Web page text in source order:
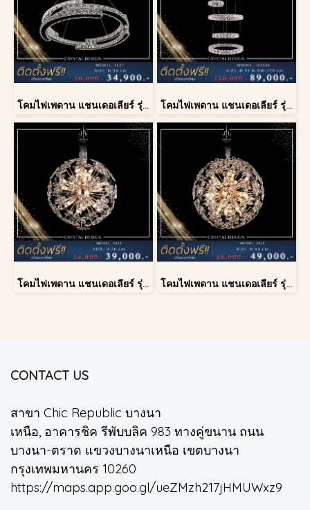
โคมไฟเพดาน แชนเดอเลียร์ รุ่น 1227 โคมไฟเพดาน แชนเดอเลียร์ รุ่น 183586
โคมไฟเพดาน แชนเดอเลียร์ รุ่น A028-D40 โคมไฟเพดาน แชนเดอเลียร์ รุ่น A028-D60
CONTACT US
สาขา Chic Republic บางนา
เหนือ, อาคารชิค รีพับบลิค 983 ทางคู่ขนาน ถนน
บางนา-ตราด แขวงบางนาเหนือ เขตบางนา
กรุงเทพมหานคร 10260
https://maps.app.goo.gl/ueZMzh217jHMUWxz9